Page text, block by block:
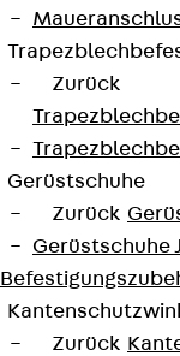
Zurück
Gerüstschuhe
Zurück
Gerüstschuhe
Zurück